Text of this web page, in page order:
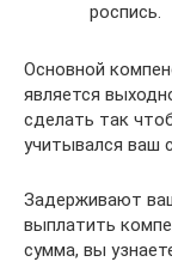
роспись.
Основной
является
сделать так
учитывался ваш
Задерживают
выплатить
сумма, вы